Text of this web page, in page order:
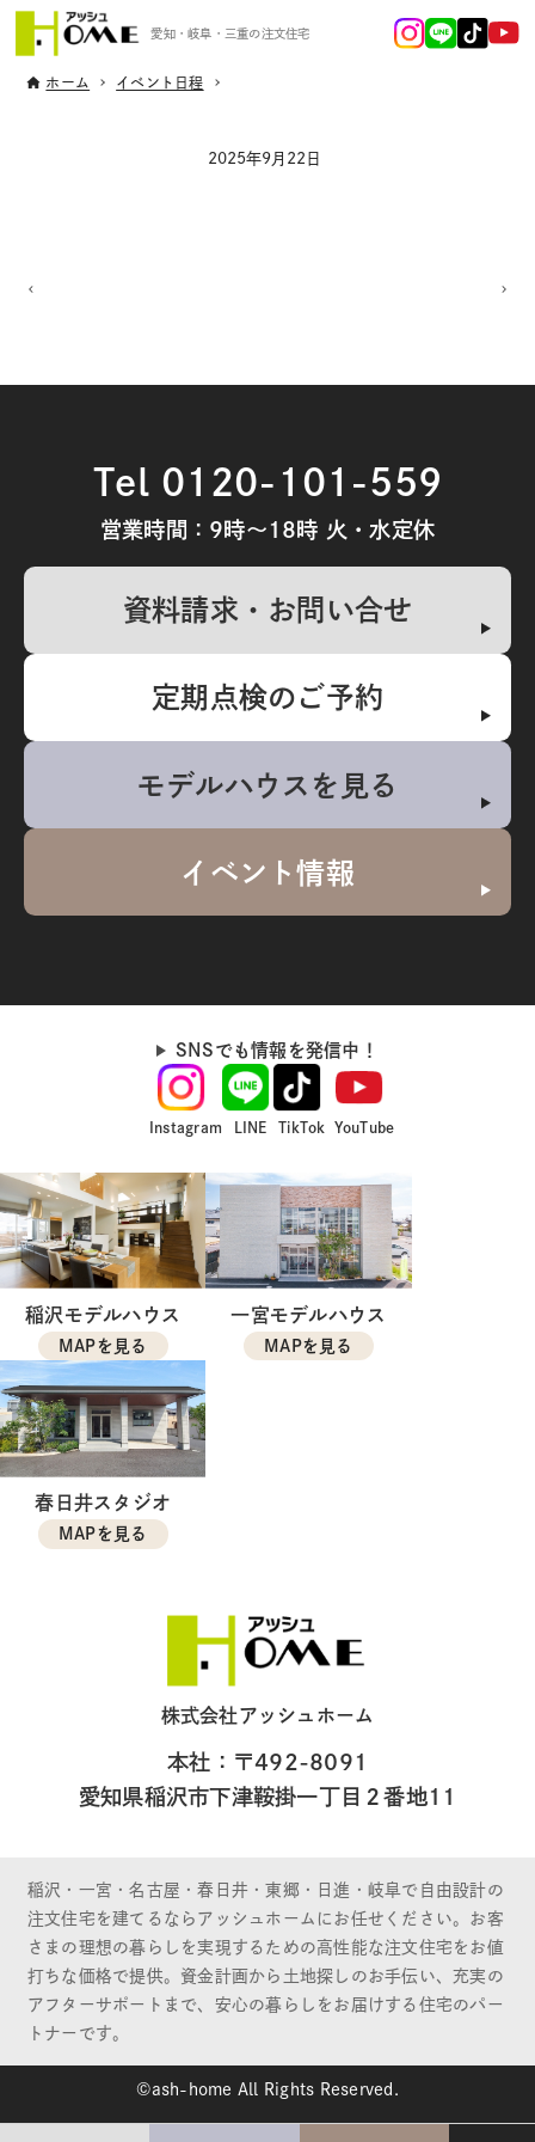
愛知・岐阜・三重の注文住宅
ホーム イベント日程
2025年9月22日
Tel 0120-101-559
営業時間：9時～18時 火・水定休
資料請求・お問い合せ
定期点検のご予約
モデルハウスを見る
イベント情報
SNSでも情報を発信中！
Instagram LINE TikTok YouTube
稲沢モデルハウス
MAPを見る
一宮モデルハウス
MAPを見る
春日井スタジオ
MAPを見る
株式会社アッシュホーム
本社：〒492-8091
愛知県稲沢市下津鞍掛一丁目２番地11
稲沢・一宮・名古屋・春日井・東郷・日進・岐阜で自由設計の
注文住宅を建てるならアッシュホームにお任せください。お客
さまの理想の暮らしを実現するための高性能な注文住宅をお値
打ちな価格で提供。資金計画から土地探しのお手伝い、充実の
アフターサポートまで、安心の暮らしをお届けする住宅のパー
トナーです。
©ash-home All Rights Reserved.